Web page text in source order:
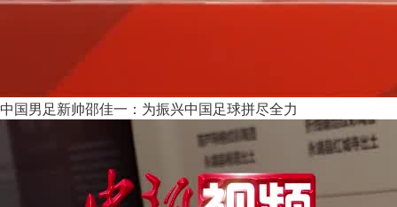
中国男足新帅邵佳一：为振兴中国足球拼尽全力